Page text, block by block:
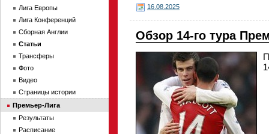
16.08.2025
Обзор 14-го тура
Лига Европы
Лига Конференций
Сборная Англии
Статьи
Трансферы
Фото
Видео
Страницы истории
Премьер-Лига
Результаты
Расписание